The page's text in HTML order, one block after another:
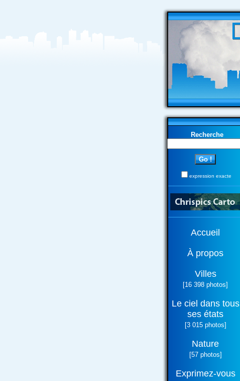
Recherche
expression exacte
Accueil
À propos
Villes
[16 398 photos]
Le ciel dans tous
ses états
[3 015 photos]
Nature
[57 photos]
Exprimez-vous